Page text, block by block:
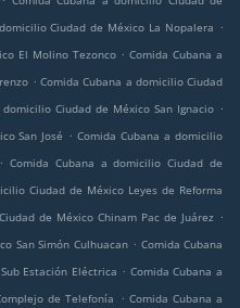
Ciudad de México La Nopalera .
El Molino Tezonco . Comida Cubana a
. Comida Cubana a domicilio Ciudad
Ciudad de México San Ignacio .
San José . Comida Cubana a domicilio
. Comida Cubana a domicilio Ciudad de
Ciudad de México Leyes de Reforma
de México Chinam Pac de Juárez .
San Simón Culhuacan . Comida Cubana
Estación Eléctrica . Comida Cubana a
de Telefonía
. Comida Cubana a